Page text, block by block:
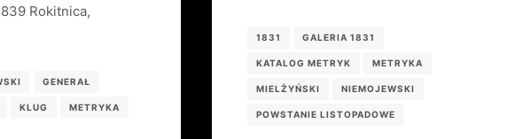
Rokitnica,
GENERAŁ
KLUG METRYKA
1831 GALERIA 1831
KATALOG METRYK METRYKA
MIELŻYŃSKI NIEMOJEWSKI
POWSTANIE LISTOPADOWE